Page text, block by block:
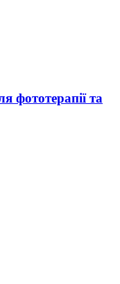
фототерапії та